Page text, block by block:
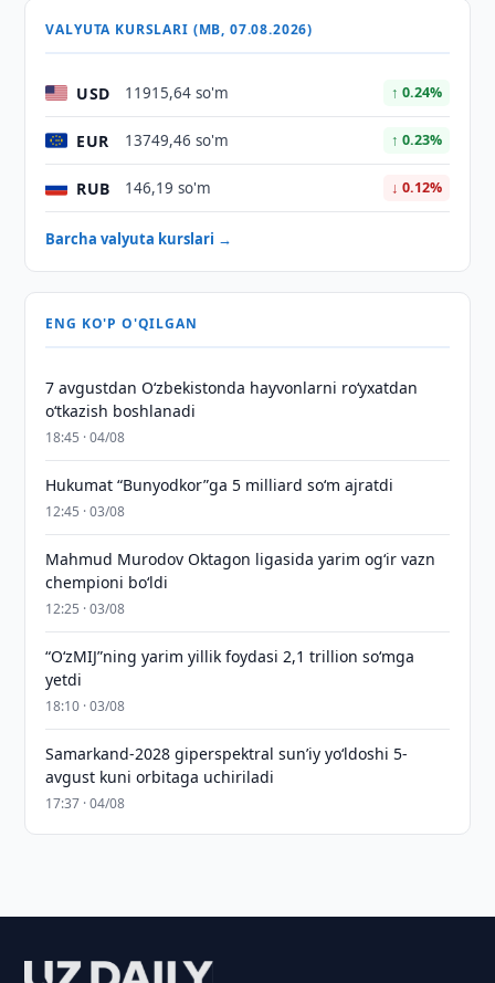
VALYUTA KURSLARI (MB, 07.08.2026)
USD 11915,64 so'm ↑ 0.24%
EUR 13749,46 so'm ↑ 0.23%
RUB 146,19 so'm ↓ 0.12%
Barcha valyuta kurslari →
ENG KO'P O'QILGAN
7 avgustdan O‘zbekistonda hayvonlarni ro‘yxatdan
o‘tkazish boshlanadi
18:45 · 04/08
Hukumat “Bunyodkor”ga 5 milliard so‘m ajratdi
12:45 · 03/08
Mahmud Murodov Oktagon ligasida yarim og‘ir vazn
chempioni bo‘ldi
12:25 · 03/08
“O‘zMIJ”ning yarim yillik foydasi 2,1 trillion so‘mga
yetdi
18:10 · 03/08
Samarkand-2028 giperspektral sun’iy yo‘ldoshi 5-
avgust kuni orbitaga uchiriladi
17:37 · 04/08